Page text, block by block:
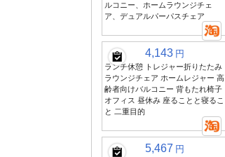
ルコニー、ホームラウンジチェ
ア、デュアルパーパスチェア
4,143 円
ランチ休憩 トレジャー折りたたみ
ラウンジチェア ホームレジャー 高
齢者向けバルコニー 背もたれ椅子
オフィス 昼休み 座ることと寝るこ
と 二重目的
5,467 円